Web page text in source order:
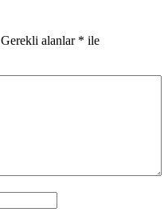
Gerekli alanlar * ile